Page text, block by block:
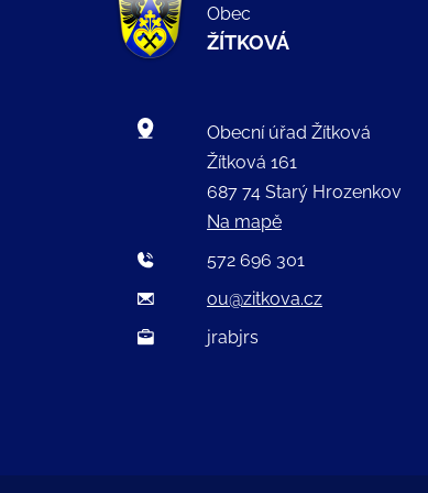
Obec
ŽÍTKOVÁ
Obecní úřad Žítková
Žítková 161
687 74 Starý Hrozenkov
Na mapě
572 696 301
ou@zitkova.cz
jrabjrs